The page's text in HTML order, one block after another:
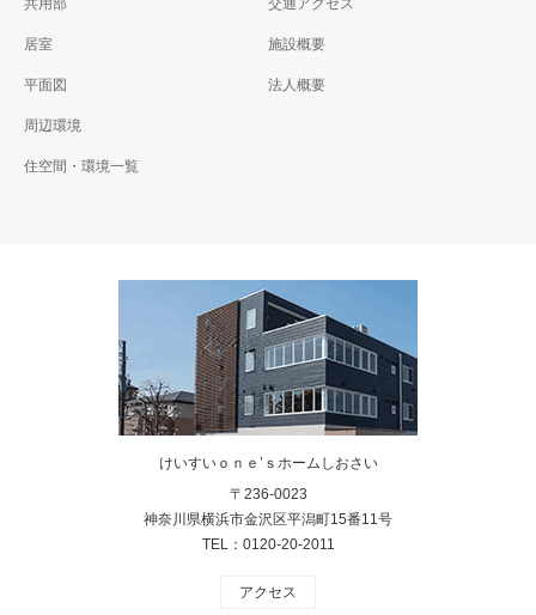
共用部
居室
平面図
周辺環境
住空間・環境一覧
交通アクセス
施設概要
法人概要
けいすいｏｎｅ’ｓホームしおさい
〒236-0023
神奈川県横浜市金沢区平潟町15番11号
TEL：0120-20-2011
アクセス